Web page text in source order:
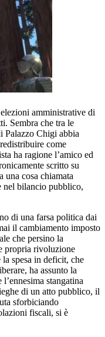
amministrative di
Sembra che tra le
Palazzo Chigi abbia
come
ha ragione l’amico ed
scritto su
una cosa chiamata
nel bilancio pubblico,
di una farsa politica dai
il cambiamento imposto
che persino la
propria rivoluzione
spesa in deficit, che
ha assunto la
stangatina
di un atto pubblico, il
sforbiciando
fiscali, si è